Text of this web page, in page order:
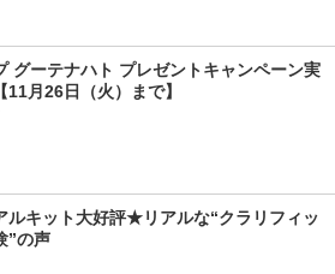
グーテナハト プレゼントキャンペーン実
11月26日（火）まで】
ルキット大好評★リアルな“クラリフィッ
”の声